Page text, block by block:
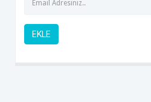
EKLE